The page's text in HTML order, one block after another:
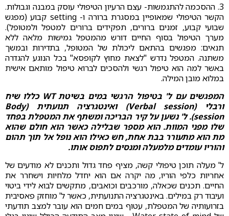
3. ההסכמה להתגמשות- עצם הרעיון הטיפולי עוסק במבנה וגבולות.
הקשר הטיפולי שמאופיין במסגרת ברורה ו- setting קבוע (מפגש
שבועי קבוע, זמנים ברורים, תפקידים ברורים למטפל ולמטופל).
מערך הטיפול בסוף החיים דורש מהמטפל גמישות מלאה ללא
תנאים: מפגשים בהתאם ליכולת של המטופל, בתדירות ובמשך
משתנה. המטפל נדרש "לצאת מחוץ לקופסא" בכל הנוגע להגדרה
באשר למה הוא טיפול רגשי ולהסכים לברוא טיפול מותאם אישית
במלוא מובן המילה.
המפגשים עם ל' בטיפול הרגשי במים בשיטת WT כללו שיח
ורבלי (Verbal session) ואינטגרציה תנועתית (Body
session). ל' נשען על קיר הבריכה ומשתף את המטפלת בפחד
שלו מפני המוות. הוא מספר שבלילה כאשר הוא חולם שהוא
מת הוא מתעורר בבת אחת, חש כאילו הוא נופל אל תוך תהום
והוריו עומדים מלמעלה ומנסים לתפוס אותו.
ל' מעלה תוכן טיפולי קשה, מציף פחד גדול ותכנים לא מודעים של
אחריות כלפי הוריו, מה יקרה אם הוא יחדל מלחיות וישחרר את
החיים. תכנים שכאלה, מורכבים וכואבים, מתקשים לבוא לידי ביטוי
ועיבוד רק במילים. באינטגרציה התנועתית, כאשר ל' מוחזק פאסיבית
בזרועותיה של המטפלת, עטוף במים חמים הוא עובר למצב תודעתי